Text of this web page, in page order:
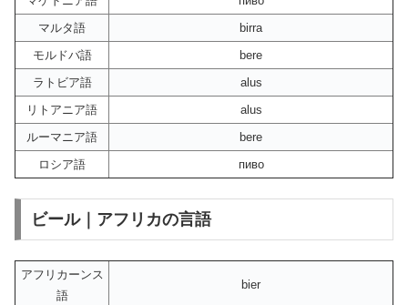
マルタ語
birra
モルドバ語
bere
ラトビア語
alus
リトアニア語
alus
ルーマニア語
bere
ロシア語
пиво
ビール｜アフリカの言語
アフリカーンス
語
bier